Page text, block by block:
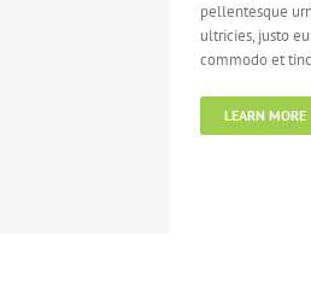
pellentesque
ultricies, justo
commodo et
LEARN MORE